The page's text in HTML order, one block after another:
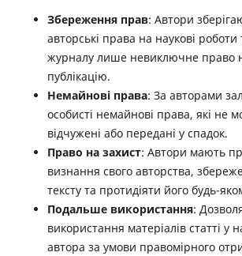
Збереження прав: Автори
авторські права на наукові
журналу лише невиключне право
публікацію.
Немайнові права: За авторами
особисті немайнові права, які не
відчужені або передані у спадок.
Право на захист: Автори мають
визнання свого авторства,
тексту та протидіяти його будь-
Подальше використання:
використання матеріалів статті у
автора за умови правомірного